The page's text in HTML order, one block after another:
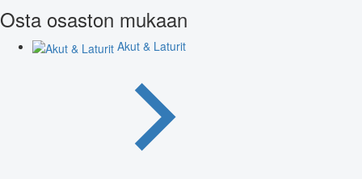
Osta osaston mukaan
Akut & Laturit